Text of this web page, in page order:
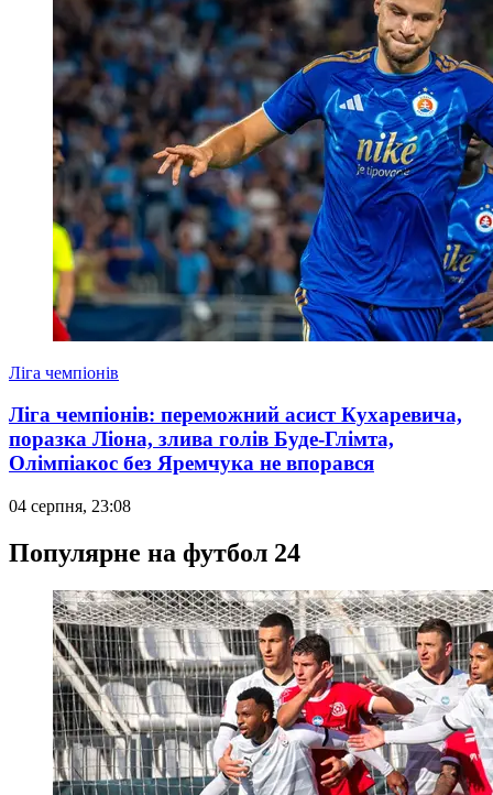
Ліга чемпіонів
Ліга чемпіонів: переможний асист Кухаревича,
поразка Ліона, злива голів Буде-Глімта,
Олімпіакос без Яремчука не впорався
04 серпня, 23:08
Популярне на футбол 24